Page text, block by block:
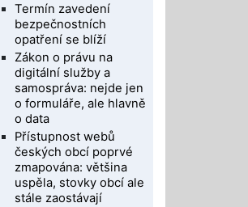
Termín zavedení
bezpečnostních
opatření se blíží
Zákon o právu na
digitální služby a
samospráva: nejde jen
o formuláře, ale hlavně
o data
Přístupnost webů
českých obcí poprvé
zmapována: většina
uspěla, stovky obcí ale
stále zaostávají